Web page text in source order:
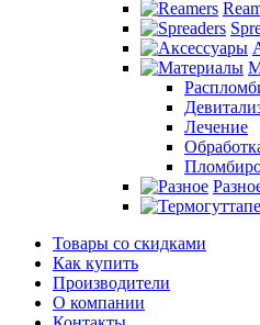
Лечение
Товары со скидками
Как купить
Производители
О компании